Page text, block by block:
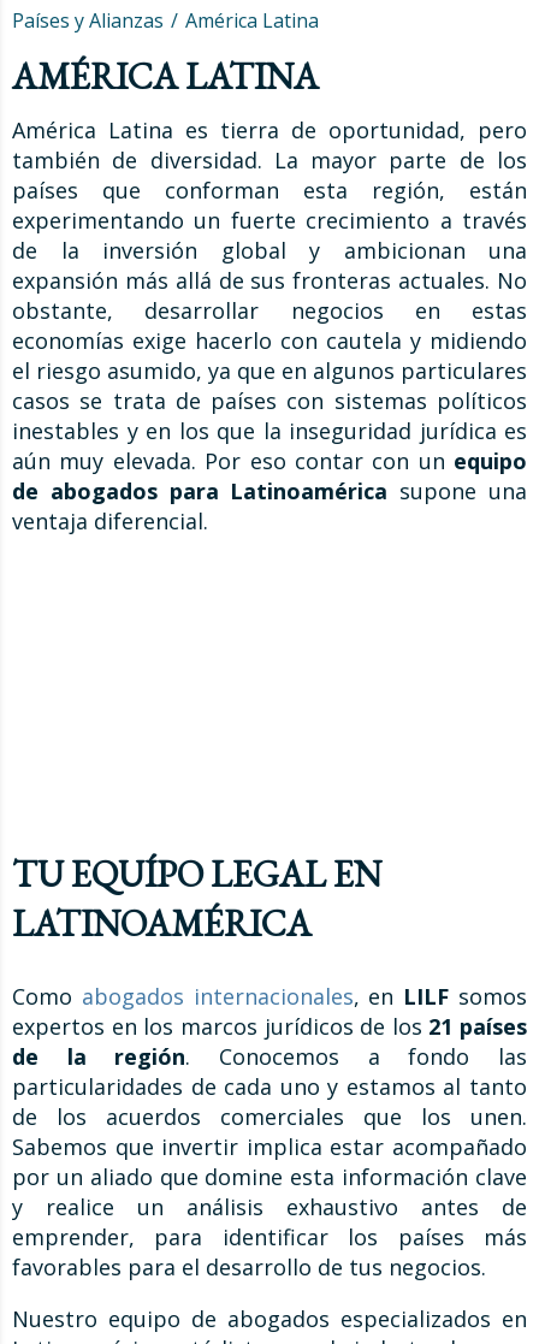
Países y Alianzas América Latina
AMÉRICA LATINA
América Latina es tierra de oportunidad, pero
también de diversidad. La mayor parte de los
países que conforman esta región, están
experimentando un fuerte crecimiento a través
de la inversión global y ambicionan una
expansión más allá de sus fronteras actuales. No
obstante, desarrollar negocios en estas
economías exige hacerlo con cautela y midiendo
el riesgo asumido, ya que en algunos particulares
casos se trata de países con sistemas políticos
inestables y en los que la inseguridad jurídica es
aún muy elevada. Por eso contar con un equipo
de abogados para Latinoamérica supone una
ventaja diferencial.
TU EQUÍPO LEGAL EN
LATINOAMÉRICA
Como abogados internacionales, en LILF somos
expertos en los marcos jurídicos de los 21 países
de la región. Conocemos a fondo las
particularidades de cada uno y estamos al tanto
de los acuerdos comerciales que los unen.
Sabemos que invertir implica estar acompañado
por un aliado que domine esta información clave
y realice un análisis exhaustivo antes de
emprender, para identificar los países más
favorables para el desarrollo de tus negocios.
Nuestro equipo de abogados especializados en